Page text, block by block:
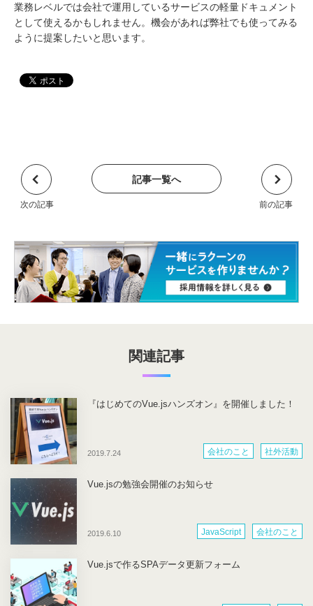
業務レベルでは会社で運用しているサービスの軽量ドキュメント
として使えるかもしれません。機会があれば弊社でも使ってみる
ように提案したいと思います。
記事一覧へ
関連記事
2019.7.24
『はじめてのVue.jsハンズオン』を開催しました！
会社のこと 社外活動
2019.6.10
Vue.jsの勉強会開催のお知らせ
JavaScript 会社のこと
Vue.jsで作るSPAデータ更新フォーム